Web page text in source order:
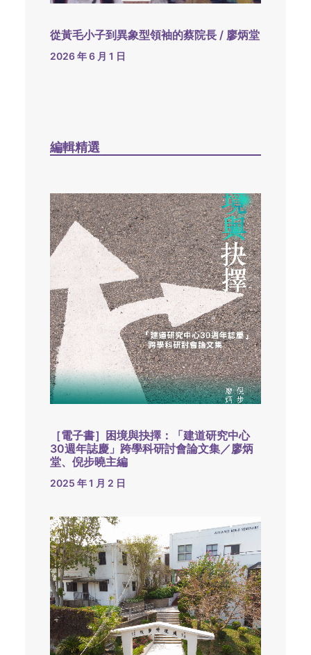
從黃毛小子到異象型領袖的蔡院長 / 廖炳堂
2026 年 6 月 1 日
編輯精選
［電子書］困境與抉擇：「建道研究中心
30週年誌慶」跨學科研討會論文集／廖炳
堂、倪步曉主編
2025 年 1 月 2 日